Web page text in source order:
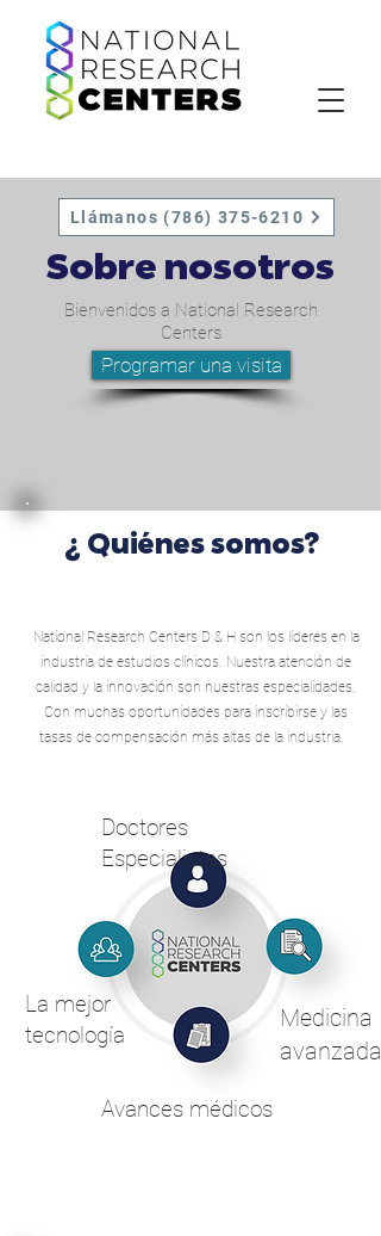
Llámanos (786) 375-6210
Sobre nosotros
Bienvenidos a National Research
Centers
Programar una visita
¿ Quiénes somos?
National Research Centers D & H son los líderes en la
industria de estudios clínicos. Nuestra atención de
calidad y la innovación son nuestras especialidades.
Con muchas oportunidades para inscribirse y las
tasas de compensación más altas de la industria,
Avances médicos
Doctores
Especialistas
La mejor
tecnología
Medicina
avanzada